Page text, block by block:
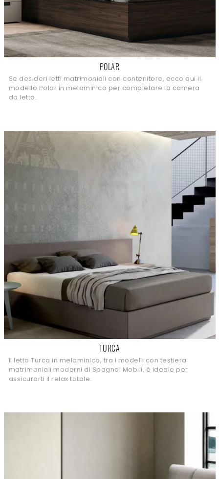
POLAR
Se desideri letti matrimoniali con contenitore, ecco qui il
modello Polar in melaminico per completare la camera
da letto.
TURCA
Il letto Turca in melaminico, tra i modelli con testiera
matrimoniali moderni di Spagnol Mobili, è ideale per
assicurarti il relax totale.